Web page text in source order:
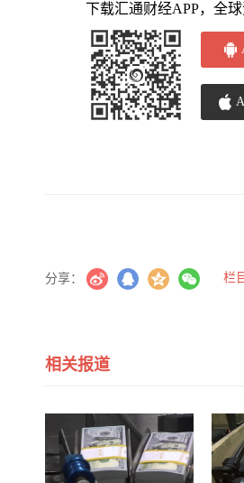
下载汇通财经APP，全
分享： 栏
相关报道